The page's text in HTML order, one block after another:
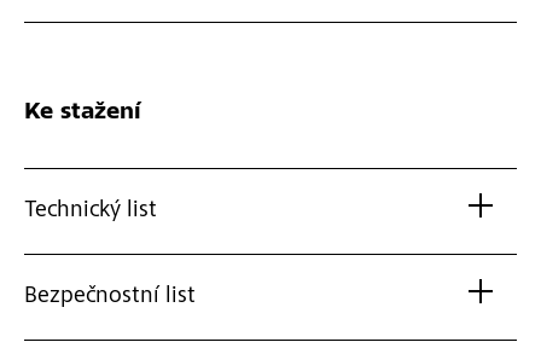
Ke stažení
Technický list
Bezpečnostní list